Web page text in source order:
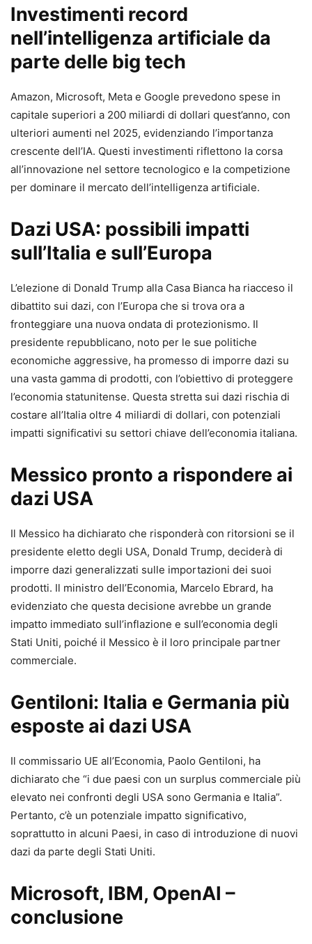
Investimenti record
nell’intelligenza artificiale da
parte delle big tech
Amazon, Microsoft, Meta e Google prevedono spese in
capitale superiori a 200 miliardi di dollari quest’anno, con
ulteriori aumenti nel 2025, evidenziando l’importanza
crescente dell’IA. Questi investimenti riflettono la corsa
all’innovazione nel settore tecnologico e la competizione
per dominare il mercato dell’intelligenza artificiale.
Dazi USA: possibili impatti
sull’Italia e sull’Europa
L’elezione di Donald Trump alla Casa Bianca ha riacceso il
dibattito sui dazi, con l’Europa che si trova ora a
fronteggiare una nuova ondata di protezionismo. Il
presidente repubblicano, noto per le sue politiche
economiche aggressive, ha promesso di imporre dazi su
una vasta gamma di prodotti, con l’obiettivo di proteggere
l’economia statunitense. Questa stretta sui dazi rischia di
costare all’Italia oltre 4 miliardi di dollari, con potenziali
impatti significativi su settori chiave dell’economia italiana.
Messico pronto a rispondere ai
dazi USA
Il Messico ha dichiarato che risponderà con ritorsioni se il
presidente eletto degli USA, Donald Trump, deciderà di
imporre dazi generalizzati sulle importazioni dei suoi
prodotti. Il ministro dell’Economia, Marcelo Ebrard, ha
evidenziato che questa decisione avrebbe un grande
impatto immediato sull’inflazione e sull’economia degli
Stati Uniti, poiché il Messico è il loro principale partner
commerciale.
Gentiloni: Italia e Germania più
esposte ai dazi USA
Il commissario UE all’Economia, Paolo Gentiloni, ha
dichiarato che “i due paesi con un surplus commerciale più
elevato nei confronti degli USA sono Germania e Italia”.
Pertanto, c’è un potenziale impatto significativo,
soprattutto in alcuni Paesi, in caso di introduzione di nuovi
dazi da parte degli Stati Uniti.
Microsoft, IBM, OpenAI –
conclusione